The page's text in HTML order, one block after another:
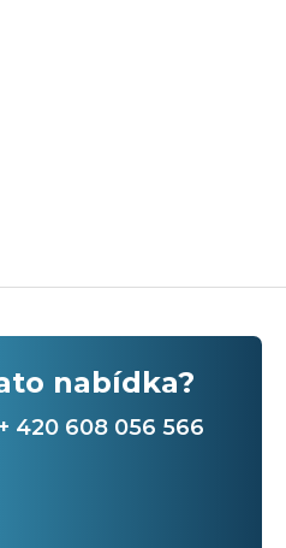
nabídka?
+ 420 608 056 566